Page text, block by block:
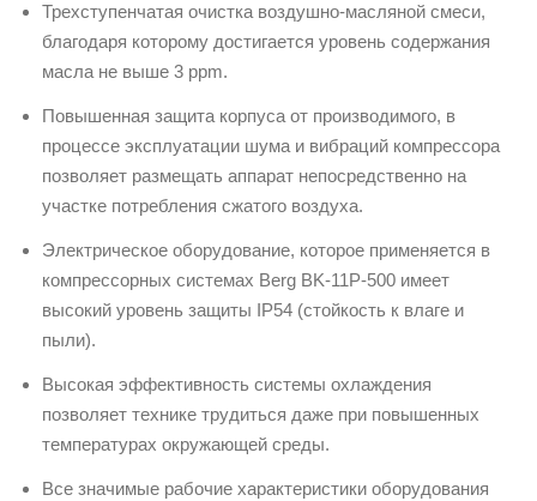
Трехступенчатая очистка воздушно-масляной смеси,
благодаря которому достигается уровень содержания
масла не выше 3 ppm.
Повышенная защита корпуса от производимого, в
процессе эксплуатации шума и вибраций компрессора
позволяет размещать аппарат непосредственно на
участке потребления сжатого воздуха.
Электрическое оборудование, которое применяется в
компрессорных системах Berg BK-11P-500 имеет
высокий уровень защиты IP54 (стойкость к влаге и
пыли).
Высокая эффективность системы охлаждения
позволяет технике трудиться даже при повышенных
температурах окружающей среды.
Все значимые рабочие характеристики оборудования